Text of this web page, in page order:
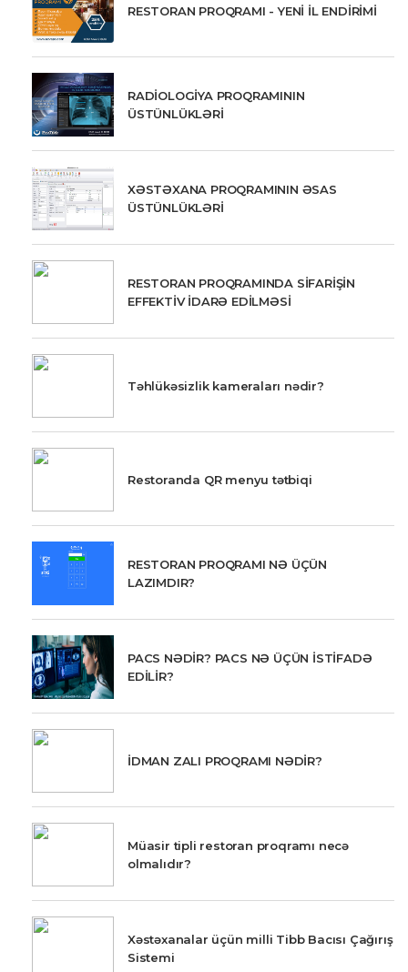
RESTORAN PROQRAMI - YENİ İL ENDİRİMİ
RADİOLOGİYA PROQRAMININ
ÜSTÜNLÜKLƏRİ
XƏSTƏXANA PROQRAMININ ƏSAS
ÜSTÜNLÜKLƏRİ
RESTORAN PROQRAMINDA SİFARİŞİN
EFFEKTİV İDARƏ EDİLMƏSİ
Təhlükəsizlik kameraları nədir?
Restoranda QR menyu tətbiqi
RESTORAN PROQRAMI NƏ ÜÇÜN
LAZIMDIR?
PACS NƏDİR? PACS NƏ ÜÇÜN İSTİFADƏ
EDİLİR?
İDMAN ZALI PROQRAMI NƏDİR?
Müasir tipli restoran proqramı necə
olmalıdır?
Xəstəxanalar üçün milli Tibb Bacısı Çağırış
Sistemi